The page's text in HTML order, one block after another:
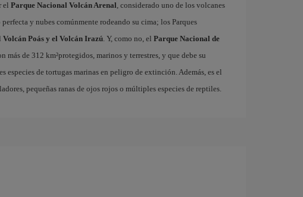
el Parque Nacional Volcán Arenal, considerado uno de los volcanes
y nubes comúnmente rodeando su cima; los Parques
Volcán Poás y el Volcán Irazú. Y, como no, el Parque Nacional de
más de 312 km²protegidos, marinos y terrestres, y que debe su
especies de tortugas marinas en peligro de extinción. Además, es el
pequeñas ranas de ojos rojos o múltiples especies de reptiles.